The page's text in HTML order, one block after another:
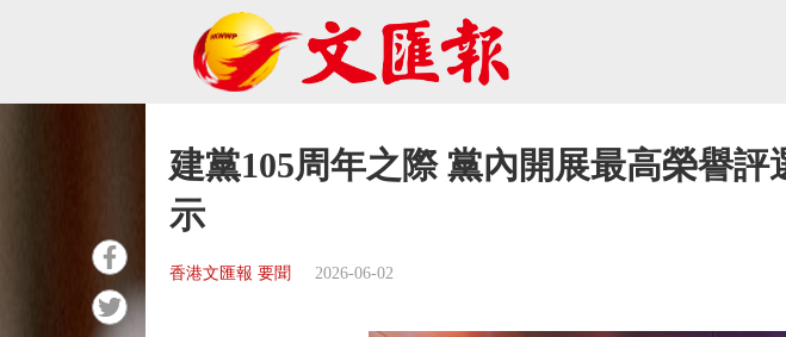
建黨105周年之際 黨內開展最高榮譽
示
香港文匯報 要聞 2026-06-02